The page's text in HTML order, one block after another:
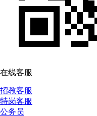
在线客服
招教客服
特岗客服
公务员